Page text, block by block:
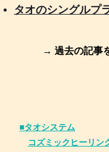
タオのシングルプ
→ 過去の記事
■タオシステム
コズミックヒーリン